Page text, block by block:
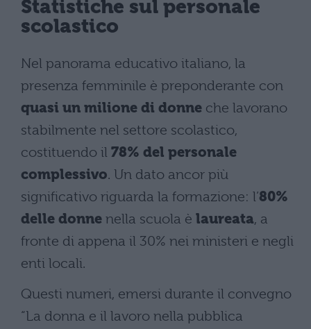
Statistiche sul personale
scolastico
Nel panorama educativo italiano, la
presenza femminile è preponderante con
quasi un milione di donne che lavorano
stabilmente nel settore scolastico,
costituendo il 78% del personale
complessivo. Un dato ancor più
significativo riguarda la formazione: l’80%
delle donne nella scuola è laureata, a
fronte di appena il 30% nei ministeri e negli
enti locali.
Questi numeri, emersi durante il convegno
“La donna e il lavoro nella pubblica